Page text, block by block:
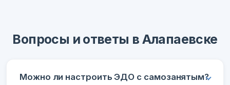
Вопросы и ответы в Алапаевске
Можно ли настроить ЭДО с самозанятым?